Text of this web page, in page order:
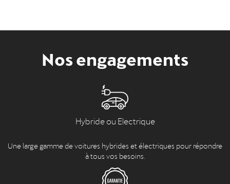
Nos engagements
Hybride ou Electrique
Une large gamme de voitures hybrides et électriques pour répondre
à tous vos besoins.